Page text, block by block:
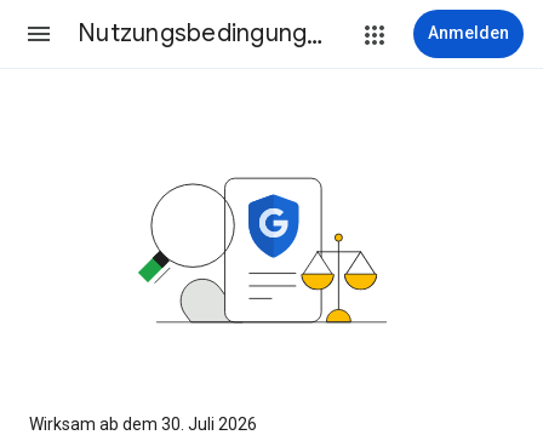
Nutzungsbedingungen Anmelden
Wirksam ab dem 30. Juli 2026